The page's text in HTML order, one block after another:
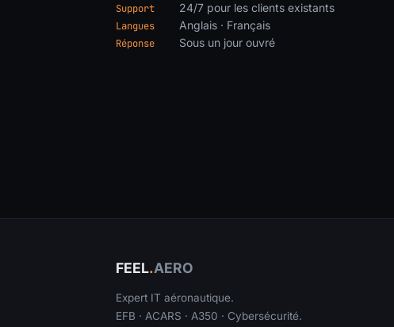
Support 24/7 pour les clients existants
Langues Anglais · Français
Réponse Sous un jour ouvré
FEEL.AERO
Expert IT aéronautique.
EFB · ACARS · A350 · Cybersécurité.